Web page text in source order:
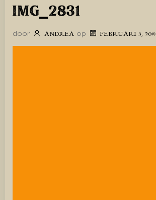
IMG_2831
door ANDREA op FEBRUARI 3, 2019